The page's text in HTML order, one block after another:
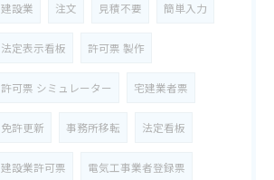
建設業 注文 見積不要 簡単入力
法定表示看板 許可票 製作
許可票 シミュレーター 宅建業者票
免許更新 事務所移転 法定看板
建設業許可票 電気工事業者登録票